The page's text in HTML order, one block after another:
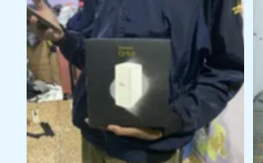
Internet Alternatif
Dengan Sewa Modem
Orbit